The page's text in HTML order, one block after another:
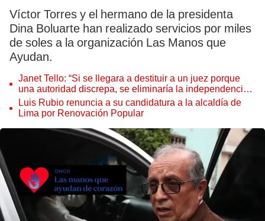
Víctor Torres y el hermano de la presidenta
Dina Boluarte han realizado servicios por miles
de soles a la organización Las Manos que
Ayudan.
Janet Tello: “Si se llegara a destituir a un juez porque
una autoridad discrepa, se eliminaría la independencia
judicial”
Luis Rubio renuncia a su candidatura a la alcaldía de
Lima por Renovación Popular